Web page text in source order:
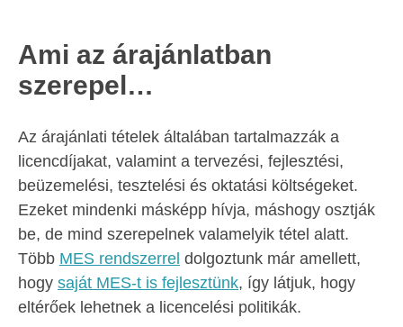
Ami az árajánlatban
szerepel…
Az árajánlati tételek általában tartalmazzák a
licencdíjakat, valamint a tervezési, fejlesztési,
beüzemelési, tesztelési és oktatási költségeket.
Ezeket mindenki másképp hívja, máshogy osztják
be, de mind szerepelnek valamelyik tétel alatt.
Több MES rendszerrel dolgoztunk már amellett,
hogy saját MES-t is fejlesztünk, így látjuk, hogy
eltérőek lehetnek a licencelési politikák.